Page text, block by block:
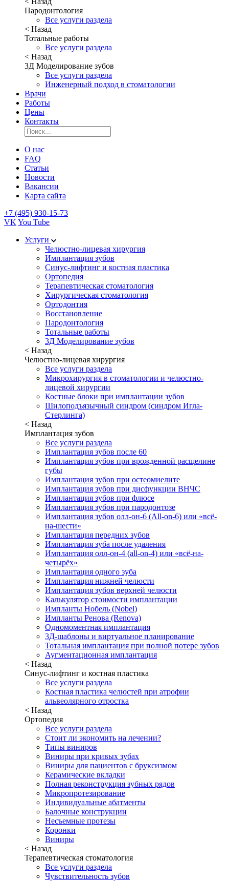
Пародонтология
Все услуги раздела
< Назад
Тотальные работы
Все услуги раздела
< Назад
3Д Моделирование зубов
Все услуги раздела
Инженерный подход в стоматологии
Врачи
Работы
Цены
Контакты
О нас
FAQ
Статьи
Новости
Вакансии
Карта сайта
+7 (495) 930-15-73
VK You Tube
Услуги
Челюстно-лицевая хирургия
Имплантация зубов
Синус-лифтинг и костная пластика
Ортопедия
Терапевтическая стоматология
Хирургическая стоматология
Ортодонтия
Восстановление
Пародонтология
Тотальные работы
3Д Моделирование зубов
< Назад
Челюстно-лицевая хирургия
Все услуги раздела
Микрохирургия в стоматологии и челюстно-
лицевой хирургии
Костные блоки при имплантации зубов
Шилоподъязычный синдром (синдром Игла-
Стерлинга)
< Назад
Имплантация зубов
Все услуги раздела
Имплантация зубов после 60
Имплантация зубов при врожденной расщелине
губы
Имплантация зубов при остеомиелите
Имплантация зубов при дисфункции ВНЧС
Имплантация зубов при флюсе
Имплантация зубов при пародонтозе
Имплантация зубов олл-он-6 (All-on-6) или «всё-
на-шести»
Имплантация передних зубов
Имплантация зуба после удаления
Имплантация олл-он-4 (all-on-4) или «всё-на-
четырёх»
Имплантация одного зуба
Имплантация нижней челюсти
Имплантация зубов верхней челюсти
Калькулятор стоимости имплантации
Импланты Нобель (Nobel)
Импланты Ренова (Renova)
Одномоментная имплантация
3Д-шаблоны и виртуальное планирование
Тотальная имплантация при полной потере зубов
Аугментационная имплантация
< Назад
Синус-лифтинг и костная пластика
Все услуги раздела
Костная пластика челюстей при атрофии
альвеолярного отростка
< Назад
Ортопедия
Все услуги раздела
Стоит ли экономить на лечении?
Типы виниров
Виниры при кривых зубах
Виниры для пациентов с бруксизмом
Керамические вкладки
Полная реконструкция зубных рядов
Микропротезирование
Индивидуальные абатменты
Балочные конструкции
Несъемные протезы
Коронки
Виниры
< Назад
Терапевтическая стоматология
Все услуги раздела
Чувствительность зубов